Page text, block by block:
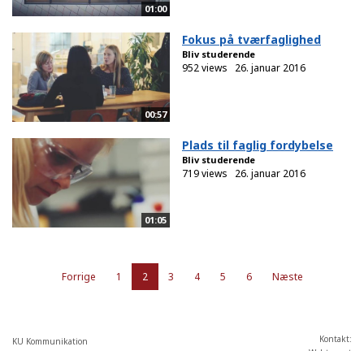
01:00
00:57
Fokus på tværfaglighed
Bliv studerende
952 views 26. januar 2016
01:05
Plads til faglig fordybelse
Bliv studerende
719 views 26. januar 2016
Forrige 1 2 3 4 5 6 Næste
KU Kommunikation
Kontakt: